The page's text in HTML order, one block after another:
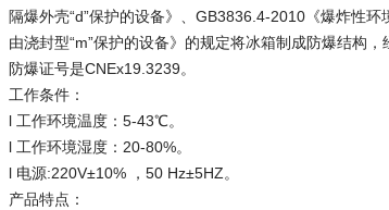
隔爆外壳“d”保护的设备》、GB3836.4-2010《爆炸性
由浇封型“m”保护的设备》的规定将冰箱制成防爆结构
防爆证号是CNEx19.3239。
工作条件：
l 工作环境温度：5-43℃。
l 工作环境湿度：20-80%。
l 电源:220V±10% ，50 Hz±5HZ。
产品特点：